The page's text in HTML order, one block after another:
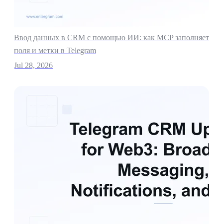
Ввод данных в CRM с помощью ИИ: как MCP заполняет
поля и метки в Telegram
Jul 28, 2026